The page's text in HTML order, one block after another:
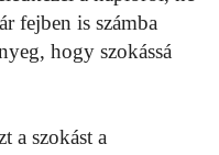
fejben is számba
hogy szokássá
a szokást a